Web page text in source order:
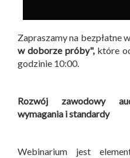
Zapraszamy na bezpłatne
w doborze próby", które
godzinie 10:00.
Rozwój zawodowy
wymagania i standardy
Webinarium jest